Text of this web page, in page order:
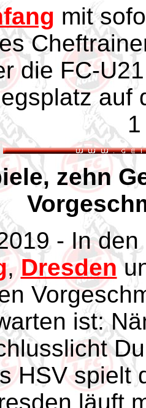
mit
die FC-
auf
zehn
- In
, Dresden
ist:
HSV spielt
läuft